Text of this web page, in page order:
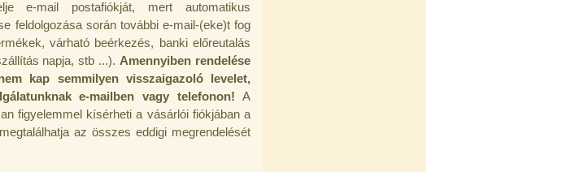
e-mail postafiókját, mert automatikus
feldolgozása során további e-mail-(eke)t fog
várható beérkezés, banki előreutalás
napja, stb ...).Amennyiben rendelése
kap semmilyen visszaigazoló levelet,
e-mailben vagy telefonon! A
figyelemmel kísérheti a vásárlói fiókjában a
az összes eddigi megrendelését